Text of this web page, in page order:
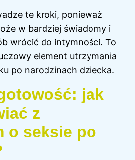
te kroki, ponieważ
w bardziej świadomy i
wrócić do intymności. To
element utrzymania
po narodzinach dziecka.
jak
z
o seksie po